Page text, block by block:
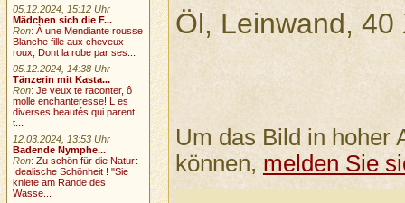
Öl, Leinwand, 40
Um das Bild in hoher
können,melden Sie
05.12.2024, 15:12 Uhr
Mädchen sich die F...
Ron:À une Mendiante rousse
Blanche fille aux cheveux
roux, Dont la robe par ses...
05.12.2024, 14:38 Uhr
Tänzerin mit Kasta...
Ron:Je veux te raconter, ô
molle enchanteresse! L es
diverses beautés qui parent
t...
12.03.2024, 13:53 Uhr
Badende Nymphe...
Ron:Zu schön für die Natur:
Idealische Schönheit ! "Sie
kniete am Rande des
Wasse...